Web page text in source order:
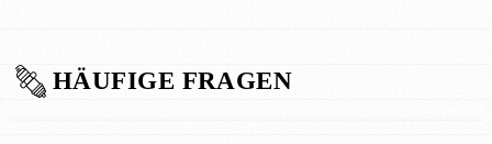
HÄUFIGE FRAGEN